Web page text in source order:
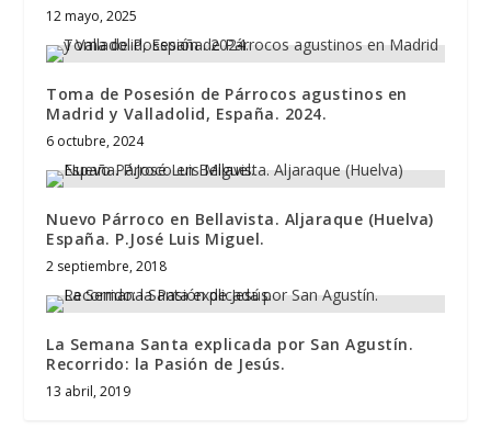
12 mayo, 2025
Toma de Posesión de Párrocos agustinos en
Madrid y Valladolid, España. 2024.
6 octubre, 2024
Nuevo Párroco en Bellavista. Aljaraque (Huelva)
España. P.José Luis Miguel.
2 septiembre, 2018
La Semana Santa explicada por San Agustín.
Recorrido: la Pasión de Jesús.
13 abril, 2019